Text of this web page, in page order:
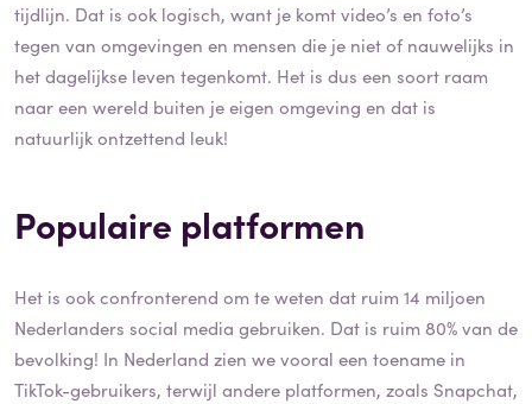
tijdlijn. Dat is ook logisch, want je komt video’s en foto’s
tegen van omgevingen en mensen die je niet of nauwelijks in
het dagelijkse leven tegenkomt. Het is dus een soort raam
naar een wereld buiten je eigen omgeving en dat is
natuurlijk ontzettend leuk!
Populaire platformen
Het is ook confronterend om te weten dat ruim 14 miljoen
Nederlanders social media gebruiken. Dat is ruim 80% van de
bevolking! In Nederland zien we vooral een toename in
TikTok-gebruikers, terwijl andere platformen, zoals Snapchat,